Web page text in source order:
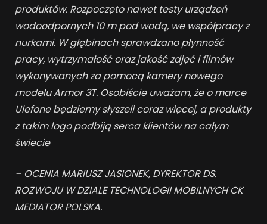
produktów. Rozpoczęto nawet testy urządzeń
wodoodpornych 10 m pod wodą, we współpracy z
nurkami. W głębinach sprawdzano płynność
pracy, wytrzymałość oraz jakość zdjęć i filmów
wykonywanych za pomocą kamery nowego
modelu Armor 3T. Osobiście uważam, że o marce
Ulefone będziemy słyszeli coraz więcej, a produkty
z takim logo podbiją serca klientów na całym
świecie
– OCENIA MARIUSZ JASIONEK, DYREKTOR DS.
ROZWOJU W DZIALE TECHNOLOGII MOBILNYCH CK
MEDIATOR POLSKA.